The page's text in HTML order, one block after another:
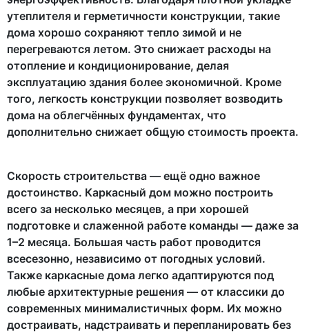
утеплителя и герметичности конструкции, такие
дома хорошо сохраняют тепло зимой и не
перегреваются летом. Это снижает расходы на
отопление и кондиционирование, делая
эксплуатацию здания более экономичной. Кроме
того, легкость конструкции позволяет возводить
дома на облегчённых фундаментах, что
дополнительно снижает общую стоимость проекта.
Скорость строительства — ещё одно важное
достоинство. Каркасный дом можно построить
всего за несколько месяцев, а при хорошей
подготовке и слаженной работе команды — даже за
1–2 месяца. Большая часть работ проводится
всесезонно, независимо от погодных условий.
Также каркасные дома легко адаптируются под
любые архитектурные решения — от классики до
современных минималистичных форм. Их можно
достраивать, надстраивать и перепланировать без